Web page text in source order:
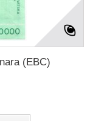
(EBC)